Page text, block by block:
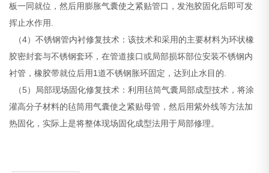
板一同就位，然后用膨胀气囊使之紧贴管口，发泡胶固化后即可发
挥止水作用.
（4）不锈钢管内衬修复技术：该技术和采用的主要材料为环状橡
胶密封套与不锈钢套环，在管道接口或局部损坏部位安装不锈钢内
衬管，橡胶带就位后用1道不锈钢胀环固定，达到止水目的.
（5）局部现场固化修复技术：利用毡筒气囊局部成型技术，将涂
灌高分子材料的毡筒用气囊使之紧贴母管，然后用紫外线等方法加
热固化，实际上是将整体现场固化成型法用于局部修理。